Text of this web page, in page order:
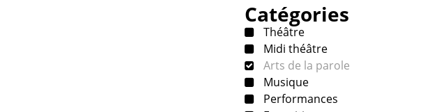
Catégories
Théâtre
Midi théâtre
Arts de la parole
Musique
Performances